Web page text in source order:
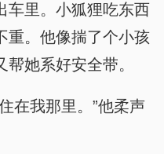
车里。小狐狸吃东西
重。他像揣了个小孩
她系好安全带。
在我那里。”他柔声